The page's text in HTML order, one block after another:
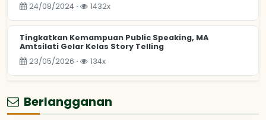
24/08/2024 ⋅
1432x
Tingkatkan Kemampuan Public Speaking, MA
Amtsilati Gelar Kelas Story Telling
23/05/2026 ⋅
134x
Berlangganan